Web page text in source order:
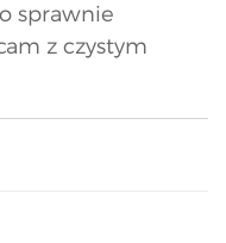
sprawnie
z czystym